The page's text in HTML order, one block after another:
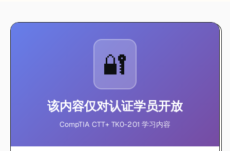
🔐
该内容仅对认证学员开放
CompTIA CTT+ TK0-201 学习内容